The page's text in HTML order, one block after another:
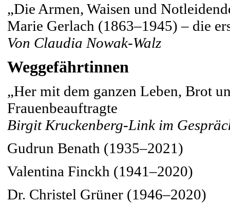
„Die Armen, Waisen und
Marie Gerlach (1863–1945) – die
Von Claudia Nowak-Walz
Weggefährtinnen
„Her mit dem ganzen Leben, Brot
Frauenbeauftragte
Birgit Kruckenberg-Link im
Gudrun Benath (1935–2021)
Valentina Finckh (1941–2020)
Dr. Christel Grüner (1946–2020)